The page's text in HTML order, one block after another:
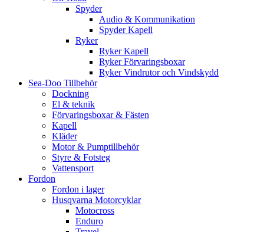
Spyder
Audio & Kommunikation
Spyder Kapell
Ryker
Ryker Kapell
Ryker Förvaringsboxar
Ryker Vindrutor och Vindskydd
Sea-Doo Tillbehör
Dockning
El & teknik
Förvaringsboxar & Fästen
Kapell
Kläder
Motor & Pumptillbehör
Styre & Fotsteg
Vattensport
Fordon
Fordon i lager
Husqvarna Motorcyklar
Motocross
Enduro